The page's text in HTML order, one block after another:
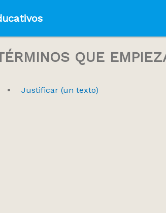
QUE
Justificar (un texto)